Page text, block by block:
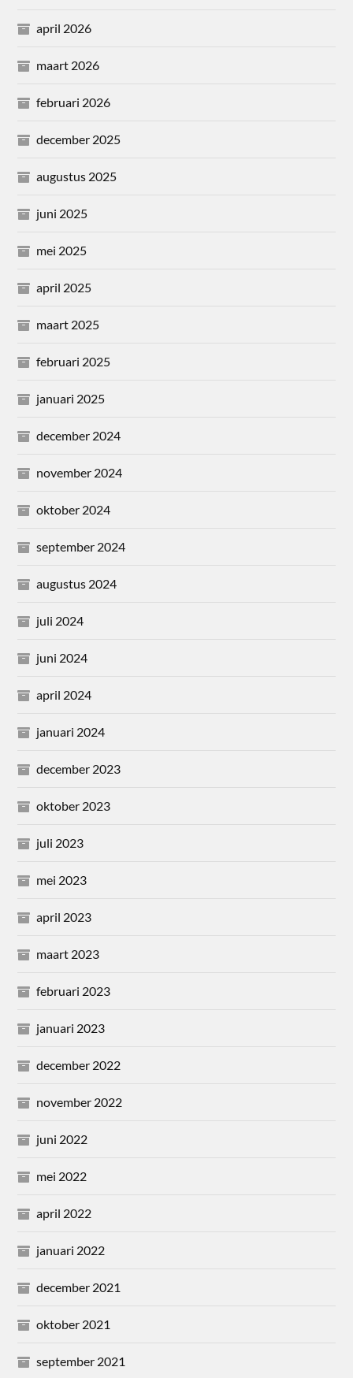
april 2026
maart 2026
februari 2026
december 2025
augustus 2025
juni 2025
mei 2025
april 2025
maart 2025
februari 2025
januari 2025
december 2024
november 2024
oktober 2024
september 2024
augustus 2024
juli 2024
juni 2024
april 2024
januari 2024
december 2023
oktober 2023
juli 2023
mei 2023
april 2023
maart 2023
februari 2023
januari 2023
december 2022
november 2022
juni 2022
mei 2022
april 2022
januari 2022
december 2021
oktober 2021
september 2021